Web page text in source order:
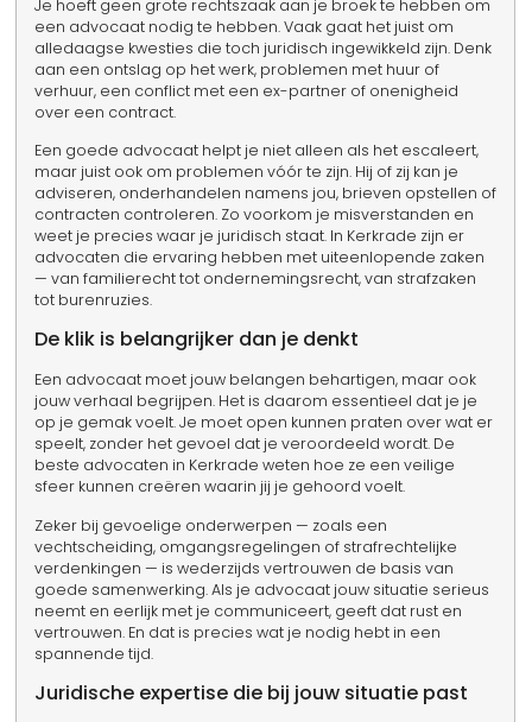
Je hoeft geen grote rechtszaak aan je broek te hebben om
een advocaat nodig te hebben. Vaak gaat het juist om
alledaagse kwesties die toch juridisch ingewikkeld zijn. Denk
aan een ontslag op het werk, problemen met huur of
verhuur, een conflict met een ex-partner of onenigheid
over een contract.
Een goede advocaat helpt je niet alleen als het escaleert,
maar juist ook om problemen vóór te zijn. Hij of zij kan je
adviseren, onderhandelen namens jou, brieven opstellen of
contracten controleren. Zo voorkom je misverstanden en
weet je precies waar je juridisch staat. In Kerkrade zijn er
advocaten die ervaring hebben met uiteenlopende zaken
— van familierecht tot ondernemingsrecht, van strafzaken
tot burenruzies.
De klik is belangrijker dan je denkt
Een advocaat moet jouw belangen behartigen, maar ook
jouw verhaal begrijpen. Het is daarom essentieel dat je je
op je gemak voelt. Je moet open kunnen praten over wat er
speelt, zonder het gevoel dat je veroordeeld wordt. De
beste advocaten in Kerkrade weten hoe ze een veilige
sfeer kunnen creëren waarin jij je gehoord voelt.
Zeker bij gevoelige onderwerpen — zoals een
vechtscheiding, omgangsregelingen of strafrechtelijke
verdenkingen — is wederzijds vertrouwen de basis van
goede samenwerking. Als je advocaat jouw situatie serieus
neemt en eerlijk met je communiceert, geeft dat rust en
vertrouwen. En dat is precies wat je nodig hebt in een
spannende tijd.
Juridische expertise die bij jouw situatie past